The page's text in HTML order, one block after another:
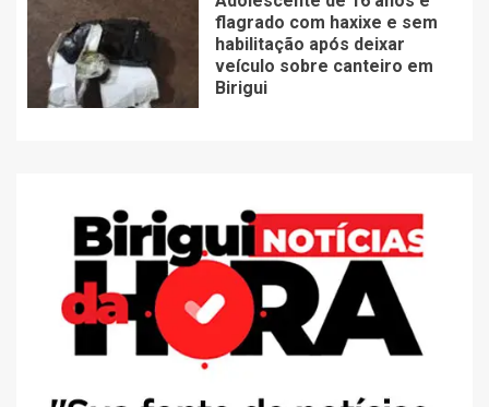
flagrado com haxixe e sem
habilitação após deixar
veículo sobre canteiro em
Birigui